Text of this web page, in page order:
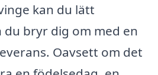
kan du lätt
bryr dig om med en
Oavsett om det